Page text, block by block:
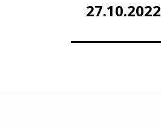
27.10.2022